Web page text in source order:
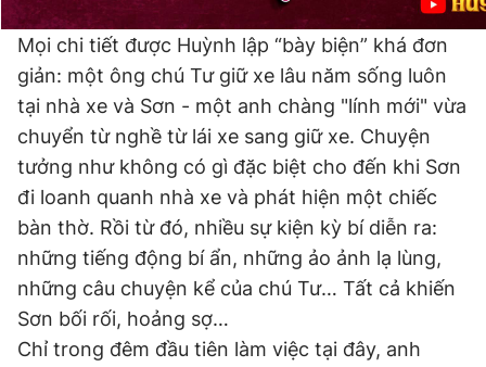
Mọi chi tiết được Huỳnh lập “bày biện” khá đơn
giản: một ông chú Tư giữ xe lâu năm sống luôn
tại nhà xe và Sơn - một anh chàng "lính mới" vừa
chuyển từ nghề từ lái xe sang giữ xe. Chuyện
tưởng như không có gì đặc biệt cho đến khi Sơn
đi loanh quanh nhà xe và phát hiện một chiếc
bàn thờ. Rồi từ đó, nhiều sự kiện kỳ bí diễn ra:
những tiếng động bí ẩn, những ảo ảnh lạ lùng,
những câu chuyện kể của chú Tư… Tất cả khiến
Sơn bối rối, hoảng sợ…
Chỉ trong đêm đầu tiên làm việc tại đây, anh